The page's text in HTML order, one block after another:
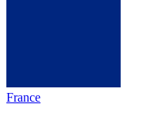
France